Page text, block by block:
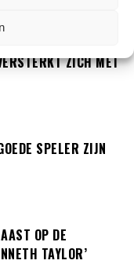
ZICH MET
SPELER ZIJN
OP DE
TAYLOR’